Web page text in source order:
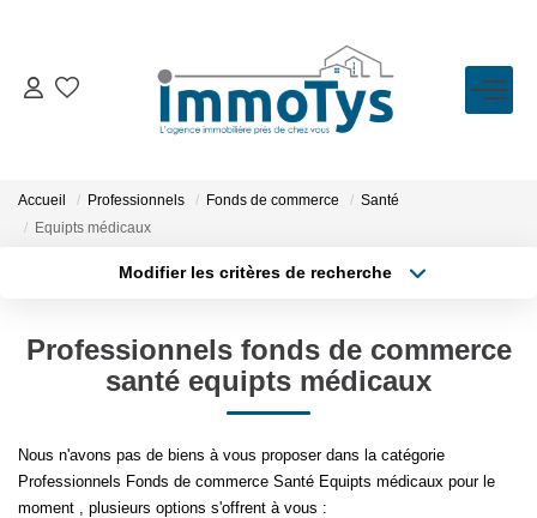
VENTE
LOCATION
ESTIMATION
BIENS VENDUS
L'AGENCE
Présentation
L'équipe
Accueil Professionnels Fonds de commerce
Santé
Equipts médicaux
Modifier les critères de recherche
Sélectionnez...
Type de bien
Surface min
Créer une alerte
Professionnels fonds de commerce
santé equipts médicaux
Nous n'avons pas de biens à vous proposer dans la catégorie
Professionnels Fonds de commerce Santé Equipts médicaux pour le
moment , plusieurs options s'offrent à vous :